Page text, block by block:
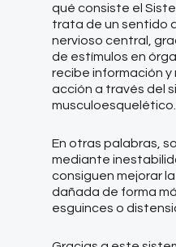
qué consiste el
trata de un sentido
nervioso central,
de estímulos en
recibe información
acción a través del
musculoesquelético.
En otras palabras,
mediante
consiguen mejorar
dañada de forma
esguinces o